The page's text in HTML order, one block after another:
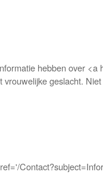
hebben over
geslacht.